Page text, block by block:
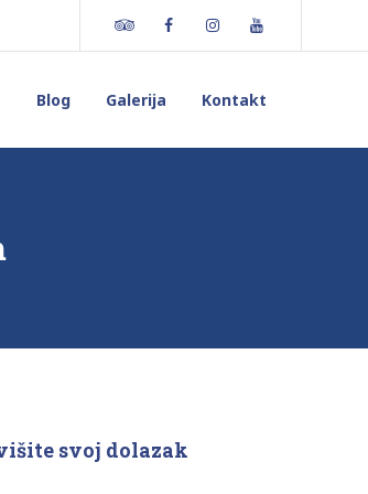
Tripadvisor
FacebookInstagram
Blog Galerija Kontakt
svoj dolazak